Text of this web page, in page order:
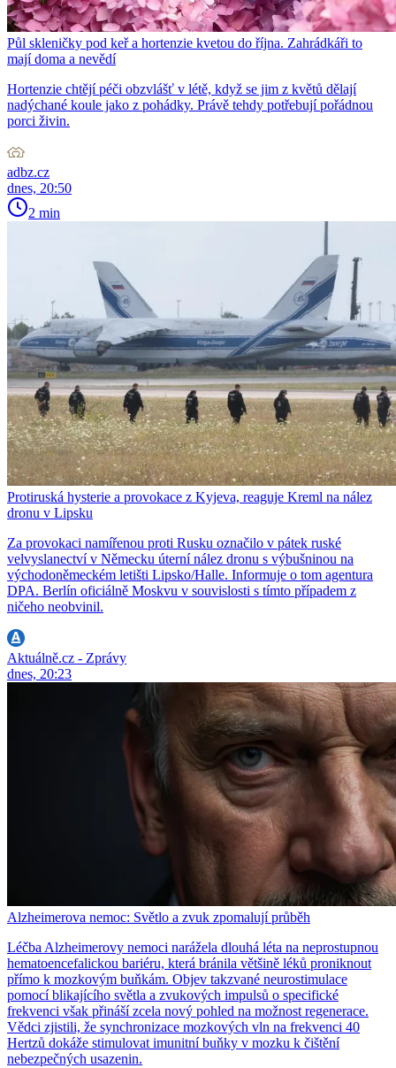
Půl skleničky pod keř a hortenzie kvetou do října. Zahrádkáři to
mají doma a nevědí
Hortenzie chtějí péči obzvlášť v létě, když se jim z květů dělají
nadýchané koule jako z pohádky. Právě tehdy potřebují pořádnou
porci živin.
adbz.cz
dnes, 20:50
2 min
Protiruská hysterie a provokace z Kyjeva, reaguje Kreml na nález
dronu v Lipsku
Za provokaci namířenou proti Rusku označilo v pátek ruské
velvyslanectví v Německu úterní nález dronu s výbušninou na
východoněmeckém letišti Lipsko/Halle. Informuje o tom agentura
DPA. Berlín oficiálně Moskvu v souvislosti s tímto případem z
ničeho neobvinil.
Aktuálně.cz - Zprávy
dnes, 20:23
Alzheimerova nemoc: Světlo a zvuk zpomalují průběh
Léčba Alzheimerovy nemoci narážela dlouhá léta na neprostupnou
hematoencefalickou bariéru, která bránila většině léků proniknout
přímo k mozkovým buňkám. Objev takzvané neurostimulace
pomocí blikajícího světla a zvukových impulsů o specifické
frekvenci však přináší zcela nový pohled na možnost regenerace.
Vědci zjistili, že synchronizace mozkových vln na frekvenci 40
Hertzů dokáže stimulovat imunitní buňky v mozku k čištění
nebezpečných usazenin.